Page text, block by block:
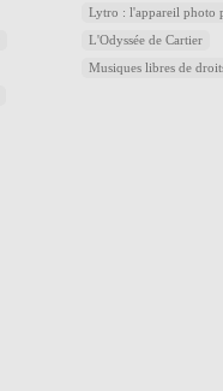
Lytro : l'appareil photo
L'Odyssée de Cartier
Musiques libres de